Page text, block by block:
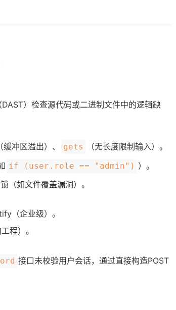
）检查源代码或二进制文件中的逻辑缺
（缓冲区溢出）、 gets
（无长度限制输入）。
if (user.role == "admin") ）。
（如文件覆盖漏洞）。
（企业级）。
程）。
接口未校验用户会话，通过直接构造POST